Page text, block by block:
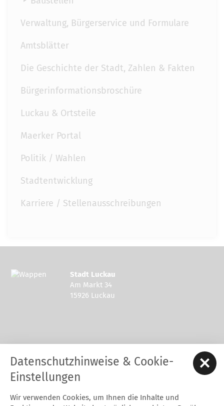
Verwaltung, Bürgerservice und Formulare
Amtsblätter
Die Geschichte der Stadt, Zahlen & Fakten
Bürgerinformationsbroschüre
Luckau & Ortsteile
Maerker Portal
Politik / Wahlen
Stadtentwicklung
Karriere / Stellenausschreibungen
Stadt Luckau
Am Markt 34
15926 Luckau
Tel.: 03544 - 594 0
Fax: 03544 - 2948
E-Mail:stadt@luckau.de
Datenschutzhinweise & Cookie-
Einstellungen
Wir verwenden Cookies, um Ihnen die Inhalte und